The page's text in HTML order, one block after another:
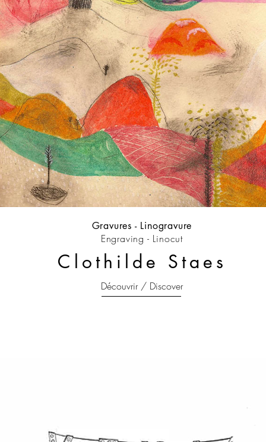
Gravures - Linogravure
Engraving - Linocut
Clothilde Staes
Découvrir / Discover